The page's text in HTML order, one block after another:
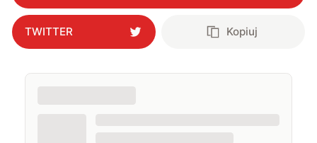
TWITTER Kopiuj